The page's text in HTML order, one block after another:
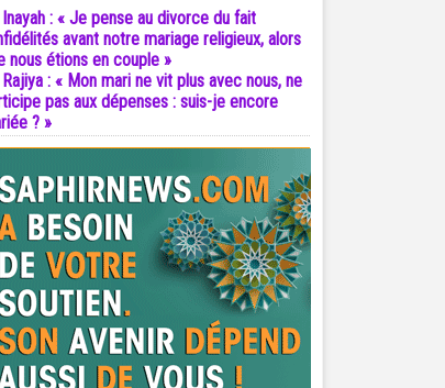
Inayah : « Je pense au divorce du fait
avant notre mariage religieux, alors
nous étions en couple »
Rajiya : « Mon mari ne vit plus avec nous, ne
pas aux dépenses : suis-je encore
? »